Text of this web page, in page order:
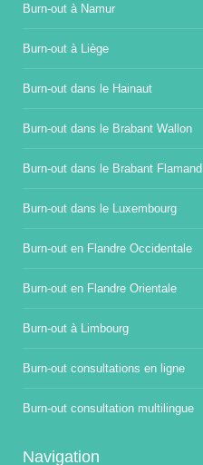
Burn-out à Namur
Burn-out à Liège
Burn-out dans le Hainaut
Burn-out dans le Brabant Wallon
Burn-out dans le Brabant Flamand
Burn-out dans le Luxembourg
Burn-out en Flandre Occidentale
Burn-out en Flandre Orientale
Burn-out à Limbourg
Burn-out consultations en ligne
Burn-out consultation multilingue
Navigation